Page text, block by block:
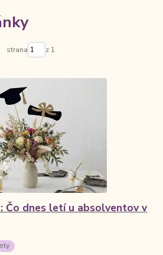
strana z 1
Čo dnes letí u absolventov v